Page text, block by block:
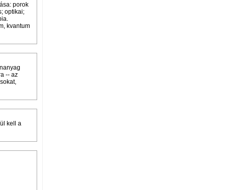
porok
optikai;
kvantum
-- az
kell a